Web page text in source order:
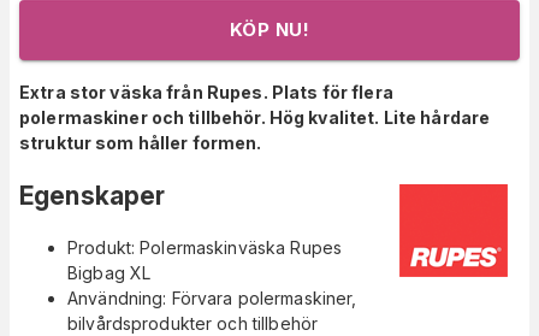
KÖP NU!
Extra stor väska från Rupes. Plats för flera
polermaskiner och tillbehör. Hög kvalitet. Lite hårdare
struktur som håller formen.
Egenskaper
Produkt: Polermaskinväska Rupes
Bigbag XL
Användning: Förvara polermaskiner,
bilvårdsprodukter och tillbehör